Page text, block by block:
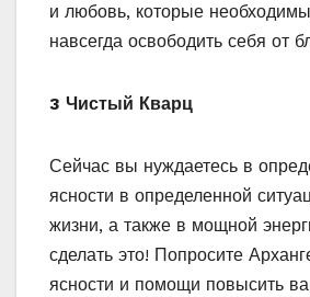
и любовь, которые
навсегда освободить себя от
3 Чистый Кварц
Сейчас вы нуждаетесь в
ясности в определенной
жизни, а также в мощной
сделать это! Попросите
ясности и помощи повысить